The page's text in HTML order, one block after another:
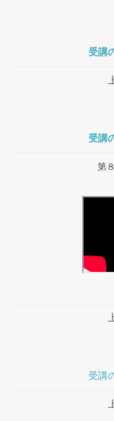
受講
受講
第
受講